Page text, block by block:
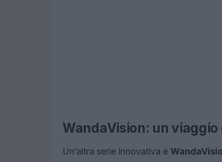
WandaVision: un
Un’altra serie innovativa è